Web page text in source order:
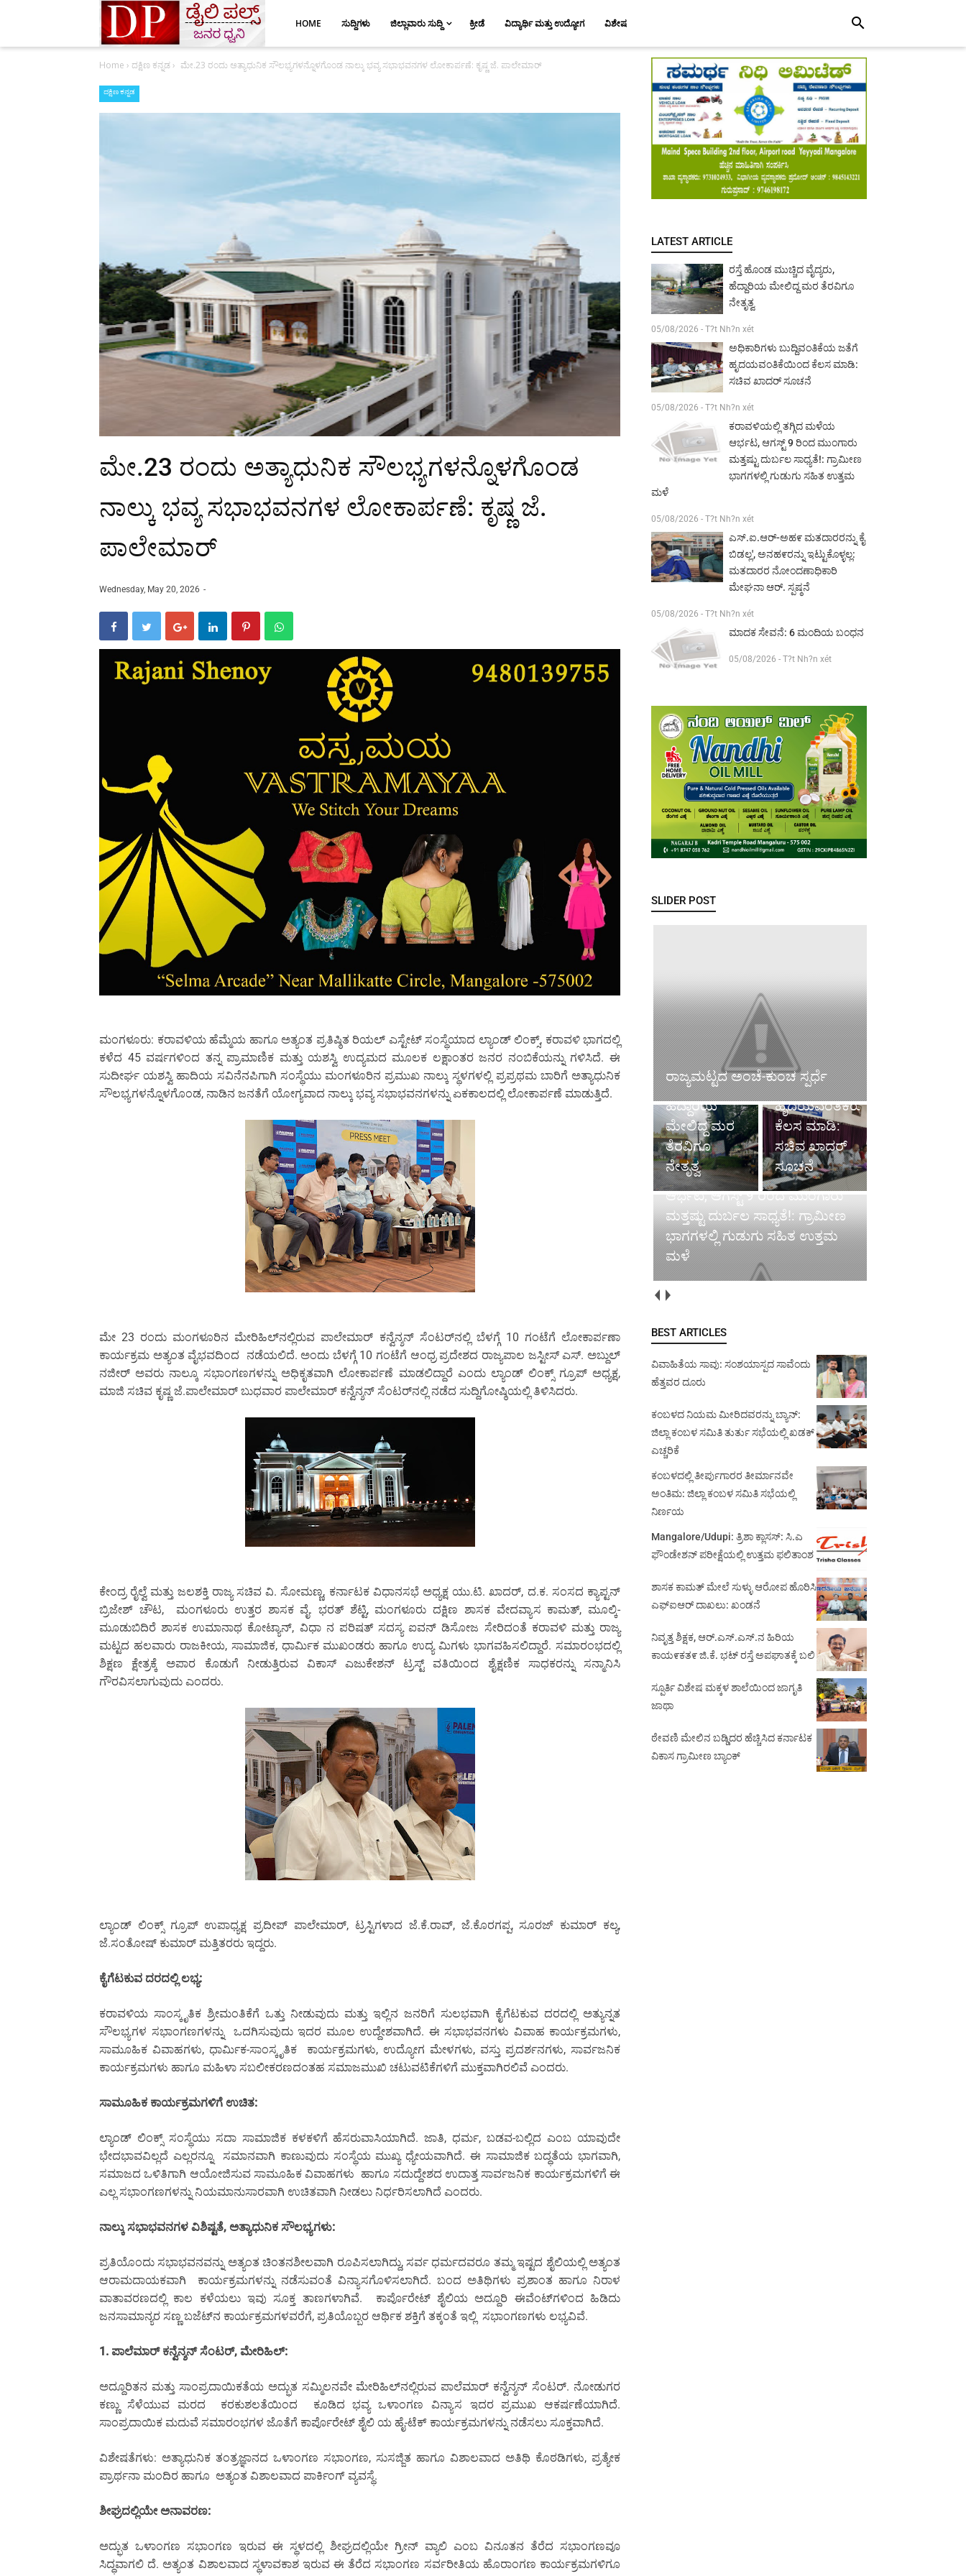
HOME ಸುದ್ದಿಗಳು ಜಿಲ್ಲಾವಾರು ಸುದ್ದಿ ಕ್ರೀಡೆ ವಿದ್ಯಾರ್ಥಿ ಮತ್ತು ಉದ್ಯೋಗ ವಿಶೇಷ search
Home › ದಕ್ಷಿಣ ಕನ್ನಡ› ಮೇ.23 ರಂದು ಅತ್ಯಾಧುನಿಕ ಸೌಲಭ್ಯಗಳನ್ನೊಳಗೊಂಡ ನಾಲ್ಕು ಭವ್ಯ ಸಭಾಭವನಗಳ ಲೋಕಾರ್ಪಣೆ: ಕೃಷ್ಣ ಜೆ. ಪಾಲೇಮಾರ್
ದಕ್ಷಿಣ ಕನ್ನಡ
ಮೇ.23 ರಂದು ಅತ್ಯಾಧುನಿಕ ಸೌಲಭ್ಯಗಳನ್ನೊಳಗೊಂಡ
ನಾಲ್ಕು ಭವ್ಯ ಸಭಾಭವನಗಳ ಲೋಕಾರ್ಪಣೆ: ಕೃಷ್ಣ ಜೆ.
ಪಾಲೇಮಾರ್
Wednesday, May 20, 2026
ಮಂಗಳೂರು: ಕರಾವಳಿಯ ಹೆಮ್ಮೆಯ ಹಾಗೂ ಅತ್ಯಂತ ಪ್ರತಿಷ್ಠಿತ ರಿಯಲ್ ಎಸ್ಟೇಟ್ ಸಂಸ್ಥೆಯಾದ ಲ್ಯಾಂಡ್ ಲಿಂಕ್ಸ್, ಕರಾವಳಿ ಭಾಗದಲ್ಲಿ
ಕಳೆದ 45 ವರ್ಷಗಳಿಂದ ತನ್ನ ಪ್ರಾಮಾಣಿಕ ಮತ್ತು ಯಶಸ್ವಿ ಉದ್ಯಮದ ಮೂಲಕ ಲಕ್ಷಾಂತರ ಜನರ ನಂಬಿಕೆಯನ್ನು ಗಳಿಸಿದೆ. ಈ
ಸುದೀರ್ಘ ಯಶಸ್ವಿ ಹಾದಿಯ ಸವಿನೆನಪಿಗಾಗಿ ಸಂಸ್ಥೆಯು ಮಂಗಳೂರಿನ ಪ್ರಮುಖ ನಾಲ್ಕು ಸ್ಥಳಗಳಲ್ಲಿ ಪ್ರಪ್ರಥಮ ಬಾರಿಗೆ ಅತ್ಯಾಧುನಿಕ
ಸೌಲಭ್ಯಗಳನ್ನೊಳಗೊಂಡ, ನಾಡಿನ ಜನತೆಗೆ ಯೋಗ್ಯವಾದ ನಾಲ್ಕು ಭವ್ಯ ಸಭಾಭವನಗಳನ್ನು ಏಕಕಾಲದಲ್ಲಿ ಲೋಕಾರ್ಪಣೆ ಮಾಡುತ್ತಿದೆ.
ಮೇ 23 ರಂದು ಮಂಗಳೂರಿನ ಮೇರಿಹಿಲ್‌ನಲ್ಲಿರುವ ಪಾಲೇಮಾರ್ ಕನ್ವೆನ್ಶನ್ ಸೆಂಟರ್‌ನಲ್ಲಿ ಬೆಳಗ್ಗೆ 10 ಗಂಟೆಗೆ ಲೋಕಾರ್ಪಣಾ
ಕಾರ್ಯಕ್ರಮ ಅತ್ಯಂತ ವೈಭವದಿಂದ ನಡೆಯಲಿದೆ. ಅಂದು ಬೆಳಗ್ಗೆ 10 ಗಂಟೆಗೆ ಆಂಧ್ರ ಪ್ರದೇಶದ ರಾಜ್ಯಪಾಲ ಜಸ್ಟೀಸ್ ಎಸ್. ಅಬ್ದುಲ್
ನಜೀರ್ ಅವರು ನಾಲ್ಕೂ ಸಭಾಂಗಣಗಳನ್ನು ಅಧಿಕೃತವಾಗಿ ಲೋಕಾರ್ಪಣೆ ಮಾಡಲಿದ್ದಾರೆ ಎಂದು ಲ್ಯಾಂಡ್ ಲಿಂಕ್ಸ್ ಗ್ರೂಪ್ ಅಧ್ಯಕ್ಷ,
ಮಾಜಿ ಸಚಿವ ಕೃಷ್ಣ ಜೆ.ಪಾಲೇಮಾರ್ ಬುಧವಾರ ಪಾಲೇಮಾರ್ ಕನ್ವೆನ್ಶನ್ ಸೆಂಟರ್‌ನಲ್ಲಿ ನಡೆದ ಸುದ್ದಿಗೋಷ್ಠಿಯಲ್ಲಿ ತಿಳಿಸಿದರು.
ಕೇಂದ್ರ ರೈಲ್ವೆ ಮತ್ತು ಜಲಶಕ್ತಿ ರಾಜ್ಯ ಸಚಿವ ವಿ. ಸೋಮಣ್ಣ, ಕರ್ನಾಟಕ ವಿಧಾನಸಭೆ ಅಧ್ಯಕ್ಷ ಯು.ಟಿ. ಖಾದರ್, ದ.ಕ. ಸಂಸದ ಕ್ಯಾಪ್ಟನ್
ಬ್ರಿಜೇಶ್ ಚೌಟ, ಮಂಗಳೂರು ಉತ್ತರ ಶಾಸಕ ವೈ. ಭರತ್ ಶೆಟ್ಟಿ, ಮಂಗಳೂರು ದಕ್ಷಿಣ ಶಾಸಕ ವೇದವ್ಯಾಸ ಕಾಮತ್, ಮೂಲ್ಕಿ-
ಮೂಡುಬಿದಿರೆ ಶಾಸಕ ಉಮಾನಾಥ ಕೋಟ್ಯಾನ್, ವಿಧಾ ನ ಪರಿಷತ್ ಸದಸ್ಯ ಐವನ್ ಡಿಸೋಜ ಸೇರಿದಂತೆ ಕರಾವಳಿ ಮತ್ತು ರಾಜ್ಯ
ಮಟ್ಟದ ಹಲವಾರು ರಾಜಕೀಯ, ಸಾಮಾಜಿಕ, ಧಾರ್ಮಿಕ ಮುಖಂಡರು ಹಾಗೂ ಉದ್ಯ ಮಿಗಳು ಭಾಗವಹಿಸಲಿದ್ದಾರೆ. ಸಮಾರಂಭದಲ್ಲಿ
ಶಿಕ್ಷಣ ಕ್ಷೇತ್ರಕ್ಕೆ ಅಪಾರ ಕೊಡುಗೆ ನೀಡುತ್ತಿರುವ ವಿಕಾಸ್ ಎಜುಕೇಶನ್ ಟ್ರಸ್ಟ್ ವತಿಯಿಂದ ಶೈಕ್ಷಣಿಕ ಸಾಧಕರನ್ನು ಸನ್ಮಾನಿಸಿ
ಗೌರವಿಸಲಾಗುವುದು ಎಂದರು.
ಲ್ಯಾಂಡ್ ಲಿಂಕ್ಸ್ ಗ್ರೂಪ್ ಉಪಾಧ್ಯಕ್ಷ ಪ್ರದೀಪ್ ಪಾಲೇಮಾರ್, ಟ್ರಸ್ಟಿಗಳಾದ ಜೆ.ಕೆ.ರಾವ್, ಜೆ.ಕೊರಗಪ್ಪ, ಸೂರಜ್ ಕುಮಾರ್ ಕಲ್ಯ,
ಜೆ.ಸಂತೋಷ್ ಕುಮಾರ್ ಮತ್ತಿತರರು ಇದ್ದರು.
ಕೈಗೆಟಕುವ ದರದಲ್ಲಿ ಲಭ್ಯ:
ಕರಾವಳಿಯ ಸಾಂಸ್ಕೃತಿಕ ಶ್ರೀಮಂತಿಕೆಗೆ ಒತ್ತು ನೀಡುವುದು ಮತ್ತು ಇಲ್ಲಿನ ಜನರಿಗೆ ಸುಲಭವಾಗಿ ಕೈಗೆಟಕುವ ದರದಲ್ಲಿ ಅತ್ಯುನ್ನತ
ಸೌಲಭ್ಯಗಳ ಸಭಾಂಗಣಗಳನ್ನು ಒದಗಿಸುವುದು ಇದರ ಮೂಲ ಉದ್ದೇಶವಾಗಿದೆ. ಈ ಸಭಾಭವನಗಳು ವಿವಾಹ ಕಾರ್ಯಕ್ರಮಗಳು,
ಸಾಮೂಹಿಕ ವಿವಾಹಗಳು, ಧಾರ್ಮಿಕ-ಸಾಂಸ್ಕೃತಿಕ ಕಾರ್ಯಕ್ರಮಗಳು, ಉದ್ಯೋಗ ಮೇಳಗಳು, ವಸ್ತು ಪ್ರದರ್ಶನಗಳು, ಸಾರ್ವಜನಿಕ
ಕಾರ್ಯಕ್ರಮಗಳು ಹಾಗೂ ಮಹಿಳಾ ಸಬಲೀಕರಣದಂತಹ ಸಮಾಜಮುಖಿ ಚಟುವಟಿಕೆಗಳಿಗೆ ಮುಕ್ತವಾಗಿರಲಿವೆ ಎಂದರು.
ಸಾಮೂಹಿಕ ಕಾರ್ಯಕ್ರಮಗಳಿಗೆ ಉಚಿತ:
ಲ್ಯಾಂಡ್ ಲಿಂಕ್ಸ್ ಸಂಸ್ಥೆಯು ಸದಾ ಸಾಮಾಜಿಕ ಕಳಕಳಿಗೆ ಹೆಸರುವಾಸಿಯಾಗಿದೆ. ಜಾತಿ, ಧರ್ಮ, ಬಡವ-ಬಲ್ಲಿದ ಎಂಬ ಯಾವುದೇ
ಭೇದಭಾವವಿಲ್ಲದೆ ಎಲ್ಲರನ್ನೂ ಸಮಾನವಾಗಿ ಕಾಣುವುದು ಸಂಸ್ಥೆಯ ಮುಖ್ಯ ಧ್ಯೇಯವಾಗಿದೆ. ಈ ಸಾಮಾಜಿಕ ಬದ್ಧತೆಯ ಭಾಗವಾಗಿ,
ಸಮಾಜದ ಒಳಿತಿಗಾಗಿ ಆಯೋಜಿಸುವ ಸಾಮೂಹಿಕ ವಿವಾಹಗಳು ಹಾಗೂ ಸದುದ್ದೇಶದ ಉದಾತ್ತ ಸಾರ್ವಜನಿಕ ಕಾರ್ಯಕ್ರಮಗಳಿಗೆ ಈ
ಎಲ್ಲ ಸಭಾಂಗಣಗಳನ್ನು ನಿಯಮಾನುಸಾರವಾಗಿ ಉಚಿತವಾಗಿ ನೀಡಲು ನಿರ್ಧರಿಸಲಾಗಿದೆ ಎಂದರು.
ನಾಲ್ಕು ಸಭಾಭವನಗಳ ವಿಶಿಷ್ಟತೆ, ಅತ್ಯಾಧುನಿಕ ಸೌಲಭ್ಯಗಳು:
ಪ್ರತಿಯೊಂದು ಸಭಾಭವನವನ್ನು ಅತ್ಯಂತ ಚಿಂತನಶೀಲವಾಗಿ ರೂಪಿಸಲಾಗಿದ್ದು, ಸರ್ವ ಧರ್ಮದವರೂ ತಮ್ಮ ಇಷ್ಟದ ಶೈಲಿಯಲ್ಲಿ ಅತ್ಯಂತ
ಆರಾಮದಾಯಕವಾಗಿ ಕಾರ್ಯಕ್ರಮಗಳನ್ನು ನಡೆಸುವಂತೆ ವಿನ್ಯಾಸಗೊಳಿಸಲಾಗಿದೆ. ಬಂದ ಅತಿಥಿಗಳು ಪ್ರಶಾಂತ ಹಾಗೂ ನಿರಾಳ
ವಾತಾವರಣದಲ್ಲಿ ಕಾಲ ಕಳೆಯಲು ಇವು ಸೂಕ್ತ ತಾಣಗಳಾಗಿವೆ. ಕಾರ್ಪೊರೇಟ್ ಶೈಲಿಯ ಅದ್ದೂರಿ ಈವೆಂಟ್‌ಗಳಿಂದ ಹಿಡಿದು
ಜನಸಾಮಾನ್ಯರ ಸಣ್ಣ ಬಜೆಟ್‌ನ ಕಾರ್ಯಕ್ರಮಗಳವರೆಗೆ, ಪ್ರತಿಯೊಬ್ಬರ ಆರ್ಥಿಕ ಶಕ್ತಿಗೆ ತಕ್ಕಂತೆ ಇಲ್ಲಿ ಸಭಾಂಗಣಗಳು ಲಭ್ಯವಿವೆ.
1. ಪಾಲೆಮಾರ್ ಕನ್ವೆನ್ಶನ್ ಸೆಂಟರ್, ಮೇರಿಹಿಲ್:
ಅದ್ದೂರಿತನ ಮತ್ತು ಸಾಂಪ್ರದಾಯಿಕತೆಯ ಅದ್ಭುತ ಸಮ್ಮಿಲನವೇ ಮೇರಿಹಿಲ್‌ನಲ್ಲಿರುವ ಪಾಲೆಮಾರ್ ಕನ್ವೆನ್ಶನ್ ಸೆಂಟರ್. ನೋಡುಗರ
ಕಣ್ಣು ಸೆಳೆಯುವ ಮರದ ಕರಕುಶಲತೆಯಿಂದ ಕೂಡಿದ ಭವ್ಯ ಒಳಾಂಗಣ ವಿನ್ಯಾಸ ಇದರ ಪ್ರಮುಖ ಆಕರ್ಷಣೆಯಾಗಿದೆ.
ಸಾಂಪ್ರದಾಯಿಕ ಮದುವೆ ಸಮಾರಂಭಗಳ ಜೊತೆಗೆ ಕಾರ್ಪೊರೇಟ್ ಶೈಲಿ ಯ ಹೈ-ಟೆಕ್ ಕಾರ್ಯಕ್ರಮಗಳನ್ನು ನಡೆಸಲು ಸೂಕ್ತವಾಗಿದೆ.
ವಿಶೇಷತೆಗಳು: ಅತ್ಯಾಧುನಿಕ ತಂತ್ರಜ್ಞಾನದ ಒಳಾಂಗಣ ಸಭಾಂಗಣ, ಸುಸಜ್ಜಿತ ಹಾಗೂ ವಿಶಾಲವಾದ ಅತಿಥಿ ಕೊಠಡಿಗಳು, ಪ್ರತ್ಯೇಕ
ಪ್ರಾರ್ಥನಾ ಮಂದಿರ ಹಾಗೂ ಅತ್ಯಂತ ವಿಶಾಲವಾದ ಪಾರ್ಕಿಂಗ್ ವ್ಯವಸ್ಥೆ.
ಶೀಘ್ರದಲ್ಲಿಯೇ ಅನಾವರಣ:
ಅದ್ಭುತ ಒಳಾಂಗಣ ಸಭಾಂಗಣ ಇರುವ ಈ ಸ್ಥಳದಲ್ಲಿ ಶೀಘ್ರದಲ್ಲಿಯೇ ಗ್ರೀನ್ ವ್ಯಾಲಿ ಎಂಬ ವಿನೂತನ ತೆರೆದ ಸಭಾಂಗಣವೂ
ಸಿದ್ಧವಾಗಲಿ ದೆ. ಅತ್ಯಂತ ವಿಶಾಲವಾದ ಸ್ಥಳಾವಕಾಶ ಇರುವ ಈ ತೆರೆದ ಸಭಾಂಗಣ ಸರ್ವರೀತಿಯ ಹೊರಾಂಗಣ ಕಾರ್ಯಕ್ರಮಗಳಿಗೂ
LATEST ARTICLE
ರಸ್ತೆ ಹೊಂಡ ಮುಚ್ಚಿದ ವೈದ್ಯರು,
ಹೆದ್ದಾರಿಯ ಮೇಲಿದ್ದ ಮರ ತೆರವಿಗೂ
ನೇತೃತ್ವ
05/08/2026 - T?t Nh?n xét
ಅಧಿಕಾರಿಗಳು ಬುದ್ದಿವಂತಿಕೆಯ ಜತೆಗೆ
ಹೃದಯವಂತಿಕೆಯಿಂದ ಕೆಲಸ ಮಾಡಿ:
ಸಚಿವ ಖಾದರ್ ಸೂಚನೆ
05/08/2026 - T?t Nh?n xét
ಕರಾವಳಿಯಲ್ಲಿ ತಗ್ಗಿದ ಮಳೆಯ
ಆರ್ಭಟ, ಆಗಸ್ಟ್ 9 ರಿಂದ ಮುಂಗಾರು
ಮತ್ತಷ್ಟು ದುರ್ಬಲ ಸಾಧ್ಯತೆ!: ಗ್ರಾಮೀಣ
ಭಾಗಗಳಲ್ಲಿ ಗುಡುಗು ಸಹಿತ ಉತ್ತಮ
ಮಳೆ
05/08/2026 - T?t Nh?n xét
ಎಸ್.ಐ.ಆರ್-ಅಹ೯ ಮತದಾರರನ್ನು ಕೈ
ಬಿಡಲ್ಲ', ಅನಹ೯ರನ್ನು ಇಟ್ಟುಕೊಳ್ಳಲ್ಲ:
ಮತದಾರರ ನೋಂದಣಾಧಿಕಾರಿ
ಮೇಘನಾ ಆರ್. ಸ್ಪಷ್ಠನೆ
05/08/2026 - T?t Nh?n xét
ಮಾದಕ ಸೇವನೆ: 6 ಮಂದಿಯ ಬಂಧನ
05/08/2026 - T?t Nh?n xét
SLIDER POST
ರಸ್ತೆ ಹೊಂಡ ಮುಚ್ಚಿದ ವೈದ್ಯರು,
ಹೆದ್ದಾರಿಯ ಮೇಲಿದ್ದ ಮರ ತೆರವಿಗೂ
ನೇತೃತ್ವ
ಅಧಿಕಾರಿಗಳು
ಬುದ್ದಿವಂತಿಕೆಯ
ಜತೆಗೆ
ಹೃದಯವಂತಿಕೆಯಿಂದ
ಕೆಲಸ ಮಾಡಿ:
ಸಚಿವ ಖಾದರ್
ಸೂಚನೆ
9 ರಿಂದ
ಮುಂಗಾರು
ಮತ್ತಷ್ಟು
ದುರ್ಬಲ
ಸಾಧ್ಯತೆ!:
ಗ್ರಾಮೀಣ
ಭಾಗಗಳಲ್ಲಿ
ಗುಡುಗು ಸಹಿತ
ಉತ್ತಮ ಮಳೆ
ಎಸ್.ಐ.ಆರ್-ಅಹ೯ ಮತದಾರರನ್ನು ಕೈ
ಬಿಡಲ್ಲ', ಅನಹ೯ರನ್ನು ಇಟ್ಟುಕೊಳ್ಳಲ್ಲ:
ಮತದಾರರ ನೋಂದಣಾಧಿಕಾರಿ
ಮೇಘನಾ ಆರ್. ಸ್ಪಷ್ಠನೆ
BEST ARTICLES
ವಿವಾಹಿತೆಯ ಸಾವು: ಸಂಶಯಾಸ್ಪದ ಸಾವೆಂದು
ಹೆತ್ತವರ ದೂರು
ಕಂಬಳದ ನಿಯಮ ಮೀರಿದವರನ್ನು ಬ್ಯಾನ್:
ಜಿಲ್ಲಾ ಕಂಬಳ ಸಮಿತಿ ತುರ್ತು ಸಭೆಯಲ್ಲಿ ಖಡಕ್
ಎಚ್ಚರಿಕೆ
ಕಂಬಳದಲ್ಲಿ ತೀರ್ಪುಗಾರರ ತೀರ್ಮಾನವೇ
ಅಂತಿಮ: ಜಿಲ್ಲಾ ಕಂಬಳ ಸಮಿತಿ ಸಭೆಯಲ್ಲಿ
ನಿರ್ಣಯ
Mangalore/Udupi: ತ್ರಿಶಾ ಕ್ಲಾಸಸ್: ಸಿ.ಎ
ಫೌಂಡೇಶನ್ ಪರೀಕ್ಷೆಯಲ್ಲಿ ಉತ್ತಮ ಫಲಿತಾಂಶ
ಶಾಸಕ ಕಾಮತ್ ಮೇಲೆ ಸುಳ್ಳು ಆರೋಪ ಹೊರಿಸಿ
ಎಫ್‌ಐಆರ್ ದಾಖಲು: ಖಂಡನೆ
ನಿವೃತ್ತ ಶಿಕ್ಷಕ, ಆರ್.ಎಸ್.ಎಸ್.ನ ಹಿರಿಯ
ಕಾಯ೯ಕತ೯ ಜಿ.ಕೆ. ಭಟ್ ರಸ್ತೆ ಅಪಘಾತಕ್ಕೆ ಬಲಿ
ಸ್ಪೂರ್ತಿ ವಿಶೇಷ ಮಕ್ಕಳ ಶಾಲೆಯಿಂದ ಜಾಗೃತಿ
ಜಾಥಾ
ಠೇವಣಿ ಮೇಲಿನ ಬಡ್ಡಿದರ ಹೆಚ್ಚಿಸಿದ ಕರ್ನಾಟಕ
ವಿಕಾಸ ಗ್ರಾಮೀಣ ಬ್ಯಾಂಕ್